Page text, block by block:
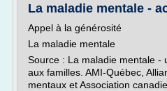
La maladie mentale -
Appel à la générosité
La maladie mentale
Source : La maladie mentale -
aux familles. AMI-Québec,
mentaux et Association